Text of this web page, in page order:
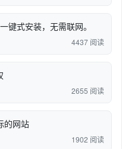
键式安装，无需联网。
4437 阅读
2655 阅读
的网站
1902 阅读